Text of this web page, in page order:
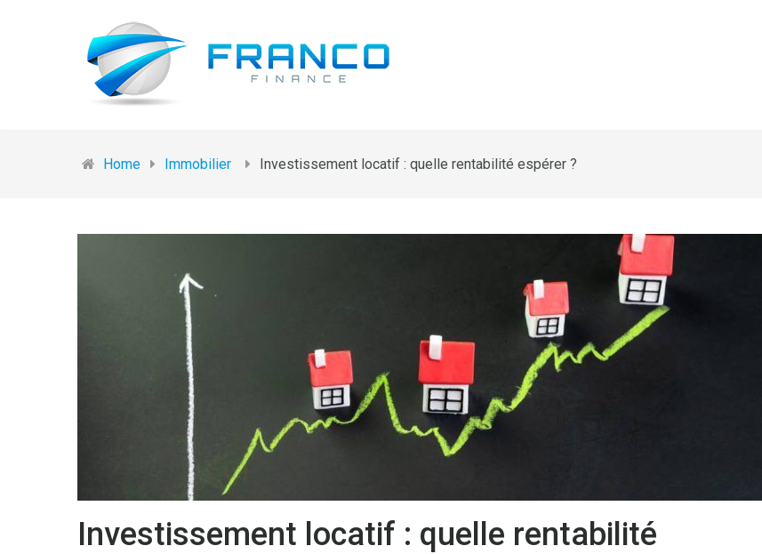
Home Immobilier Investissement locatif : quelle rentabilité espérer ?
Investissement locatif : quelle rentabilité